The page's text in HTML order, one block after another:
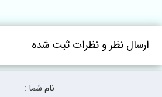
ارسال نظر و نظرات ثبت شده
نام شما :